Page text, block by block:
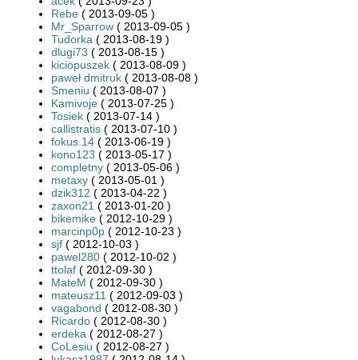
Rebe ( 2013-09-05 )
Mr_Sparrow ( 2013-09-05 )
Tudorka ( 2013-08-19 )
dlugi73 ( 2013-08-15 )
kiciopuszek ( 2013-08-09 )
paweł dmitruk ( 2013-08-08 )
Smeniu ( 2013-08-07 )
Kamivoje ( 2013-07-25 )
Tosiek ( 2013-07-14 )
callistratis ( 2013-07-10 )
fokus.14 ( 2013-06-19 )
kono123 ( 2013-05-17 )
completny ( 2013-05-06 )
metaxy ( 2013-05-01 )
dzik312 ( 2013-04-22 )
zaxon21 ( 2013-01-20 )
bikemike ( 2012-10-29 )
marcinp0p ( 2012-10-23 )
sjf ( 2012-10-03 )
pawel280 ( 2012-10-02 )
ttolaf ( 2012-09-30 )
MateM ( 2012-09-30 )
mateusz11 ( 2012-09-03 )
vagabond ( 2012-08-30 )
Ricardo ( 2012-08-30 )
erdeka ( 2012-08-27 )
CoLesiu ( 2012-08-27 )